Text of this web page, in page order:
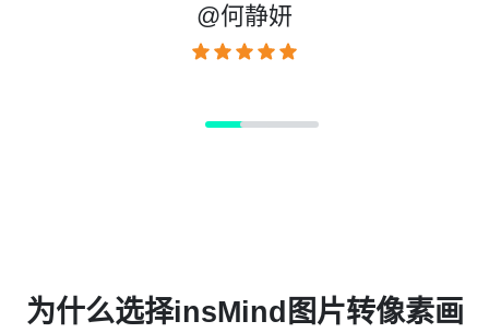
@何静妍
为什么选择insMind图片转像素画